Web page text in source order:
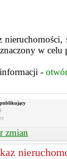
nieruchomości,
w celu
-
zmian